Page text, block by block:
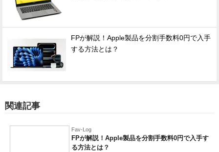
FPが解説！Apple製品を分割手数料0円で入手
する方法とは？
関連記事
Fav-Log
FPが解説！Apple製品を分割手数料0円で入手す
る方法とは？